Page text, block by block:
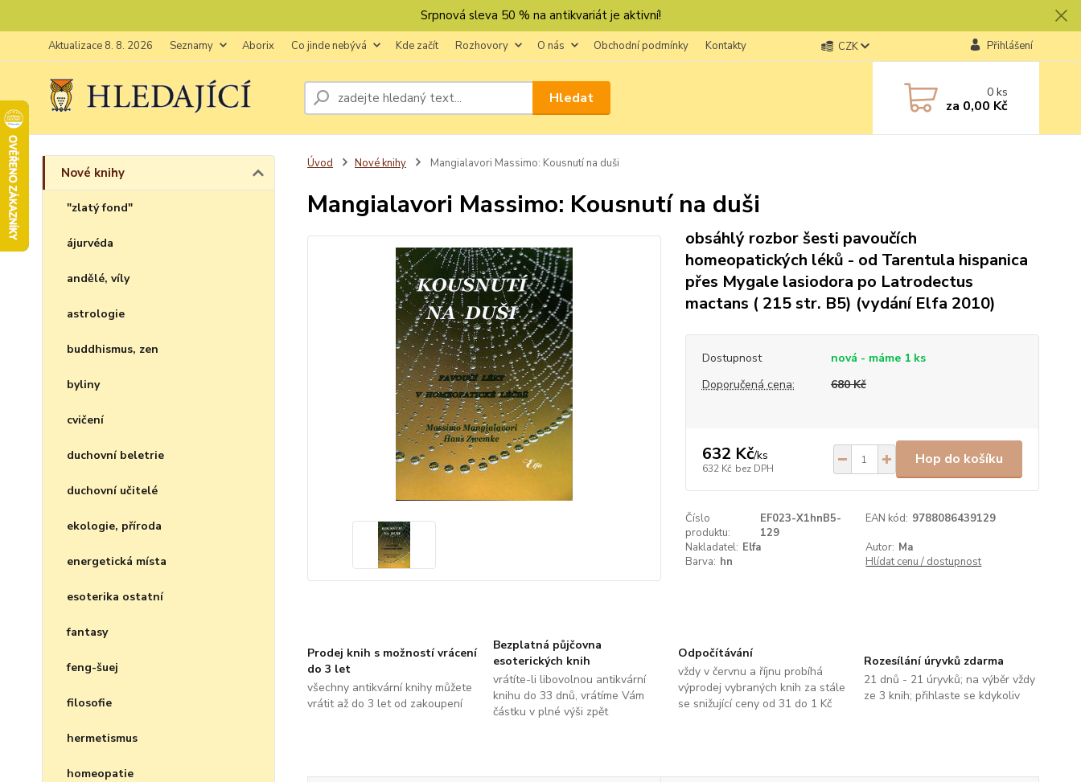
Srpnová sleva 50 % na antikvariát je aktivní!
Aktualizace 8. 8. 2026 Seznamy Aborix Co jinde nebývá Kde začít Rozhovory O nás Obchodní podmínky Kontakty CZK Přihlášení
Hledat 0ks
za 0,00 Kč
Nové knihy
"zlatý fond"
ájurvéda
andělé, víly
astrologie
buddhismus, zen
byliny
cvičení
duchovní beletrie
duchovní učitelé
ekologie, příroda
energetická místa
esoterika ostatní
fantasy
feng-šuej
filosofie
hermetismus
homeopatie
Úvod Nové knihy Mangialavori Massimo: Kousnutí na duši
Mangialavori Massimo: Kousnutí na duši
obsáhlý rozbor šesti pavoučích
homeopatických léků - od Tarentula hispanica
přes Mygale lasiodora po Latrodectus
mactans ( 215 str. B5) (vydání Elfa 2010)
Dostupnost
nová - máme 1 ks
Doporučená cena:
680 Kč
632 Kč/ks
632 Kč bez DPH
Hop do košíku
Číslo
produktu:
EF023-X1hnB5-
129
EAN kód: 9788086439129
Nakladatel: Elfa Autor: Ma
Barva: hn Hlídat cenu / dostupnost
Prodej knih s možností vrácení
do 3 let
všechny antikvární knihy můžete
vrátit až do 3 let od zakoupení
Bezplatná půjčovna
esoterických knih
vrátíte-li libovolnou antikvární
knihu do 33 dnů, vrátíme Vám
částku v plné výši zpět
Odpočítávání
vždy v červnu a říjnu probíhá
výprodej vybraných knih za stále
se snižující ceny od 31 do 1 Kč
Rozesílání úryvků zdarma
21 dnů - 21 úryvků; na výběr vždy
ze 3 knih; přihlaste se kdykoliv